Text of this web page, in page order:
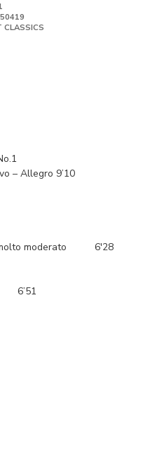
CLASSICS
– Allegro 9’10
molto moderato 6'28
6’51